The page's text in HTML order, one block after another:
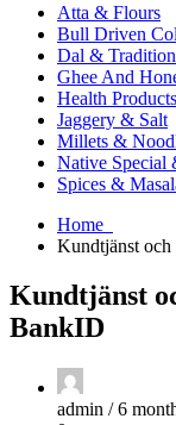
Atta & Flours
Bull Driven
Dal &
Ghee And
Health
Jaggery & Salt
Millets &
Native Special
Spices &
Home
Kundtjänst
Kundtjänst
BankID
admin /6